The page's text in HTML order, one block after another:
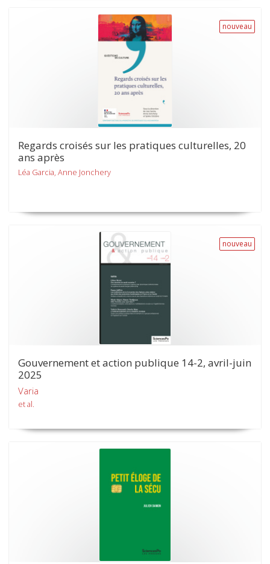
nouveau
Regards croisés sur les pratiques culturelles, 20
ans après
Léa Garcia, Anne Jonchery
nouveau
Gouvernement et action publique 14-2, avril-juin
2025
Varia
et al.